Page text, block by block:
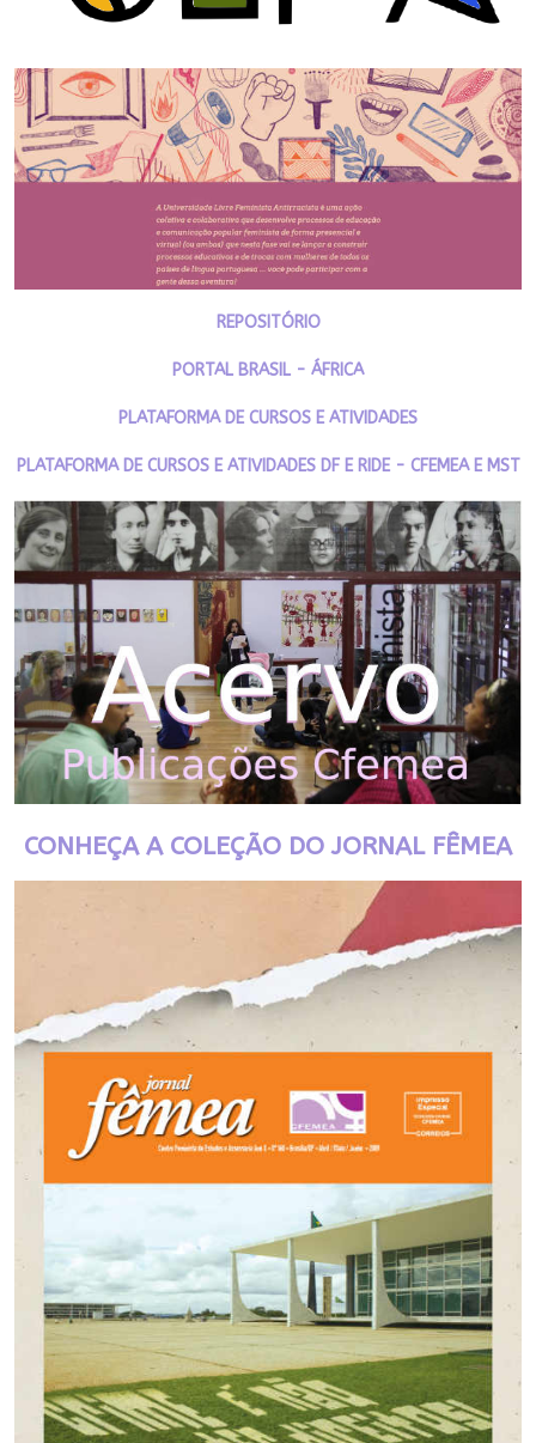
REPOSITÓRIO
PORTAL BRASIL - ÁFRICA
PLATAFORMA DE CURSOS E ATIVIDADES
PLATAFORMA DE CURSOS E ATIVIDADES DF E RIDE - CFEMEA E MST
CONHEÇA A COLEÇÃO DO JORNAL FÊMEA